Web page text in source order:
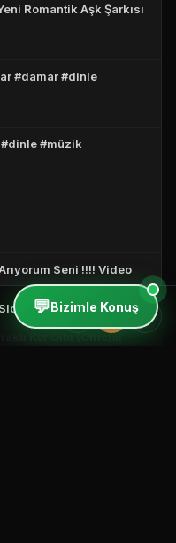
Romantik Aşk Şarkısı
#müzik
Seni !!!! Video
Kor Gibi (Official
Yarım Kalan Hikayeler | Ağır Slow Damar Mix 2026 #music #türkçemüzik #2026 ⏮ ⏸ ⏭
💬Bizimle Konuş